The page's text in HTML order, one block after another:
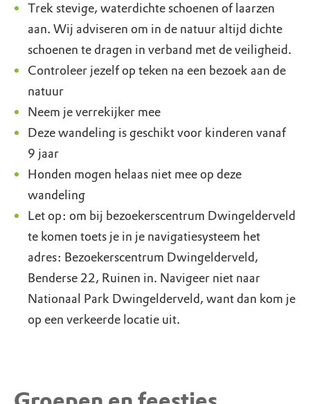
Trek stevige, waterdichte schoenen of laarzen
aan. Wij adviseren om in de natuur altijd dichte
schoenen te dragen in verband met de veiligheid.
Controleer jezelf op teken na een bezoek aan de
natuur
Neem je verrekijker mee
Deze wandeling is geschikt voor kinderen vanaf
9 jaar
Honden mogen helaas niet mee op deze
wandeling
Let op: om bij bezoekerscentrum Dwingelderveld
te komen toets je in je navigatiesysteem het
adres: Bezoekerscentrum Dwingelderveld,
Benderse 22, Ruinen in. Navigeer niet naar
Nationaal Park Dwingelderveld, want dan kom je
op een verkeerde locatie uit.